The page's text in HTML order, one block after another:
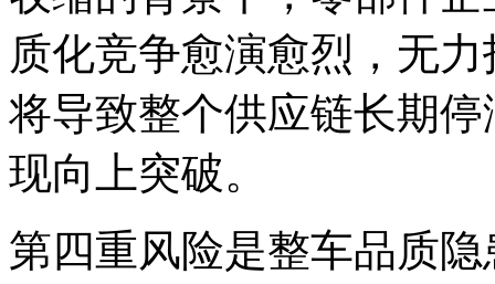
质化竞争愈演愈烈，无
将导致整个供应链长期
现向上突破。
第四重风险是整车品质